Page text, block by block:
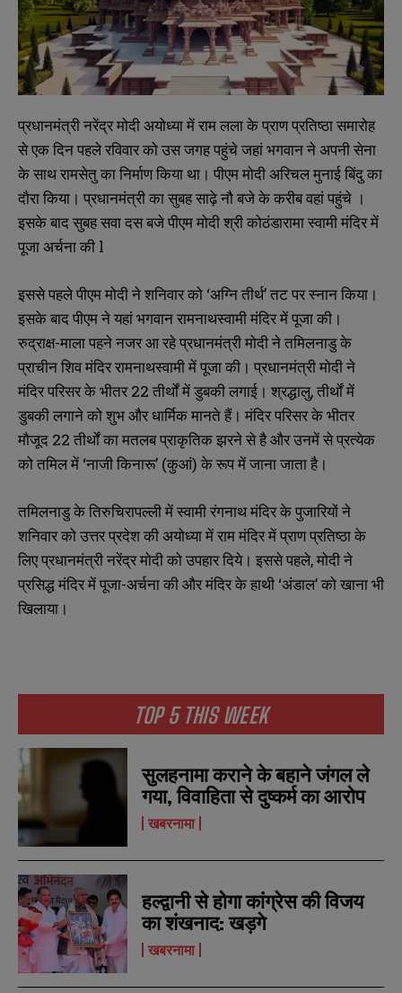
TOP 5 THIS WEEK
सुलहनामा कराने के बहाने जंगल ले
गया, विवाहिता से दुष्कर्म का आरोप
खबरनामा
हल्द्वानी से होगा कांग्रेस की विजय
का शंखनाद: खड़गे
खबरनामा
प्रधानमंत्री नरेंद्र मोदी अयोध्या में राम लला के प्राण प्रतिष्ठा समारोह
से एक दिन पहले रविवार को उस जगह पहुंचे जहां भगवान ने अपनी सेना
के साथ रामसेतु का निर्माण किया था। पीएम मोदी अरिचल मुनाई बिंदु का
दौरा किया। प्रधानमंत्री का सुबह साढ़े नौ बजे के करीब वहां पहुंचे ।
इसके बाद सुबह सवा दस बजे पीएम मोदी श्री कोठंडारामा स्वामी मंदिर में
पूजा अर्चना की l
इससे पहले पीएम मोदी ने शनिवार को ‘अग्नि तीर्थ’ तट पर स्नान किया।
इसके बाद पीएम ने यहां भगवान रामनाथस्वामी मंदिर में पूजा की।
रुद्राक्ष-माला पहने नजर आ रहे प्रधानमंत्री मोदी ने तमिलनाडु के
प्राचीन शिव मंदिर रामनाथस्वामी में पूजा की। प्रधानमंत्री मोदी ने
मंदिर परिसर के भीतर 22 तीर्थों में डुबकी लगाई। श्रद्धालु, तीर्थों में
डुबकी लगाने को शुभ और धार्मिक मानते हैं। मंदिर परिसर के भीतर
मौजूद 22 तीर्थों का मतलब प्राकृतिक झरने से है और उनमें से प्रत्येक
को तमिल में ‘नाजी किनारू’ (कुआं) के रूप में जाना जाता है।
तमिलनाडु के तिरुचिरापल्ली में स्वामी रंगनाथ मंदिर के पुजारियों ने
शनिवार को उत्तर प्रदेश की अयोध्या में राम मंदिर में प्राण प्रतिष्ठा के
लिए प्रधानमंत्री नरेंद्र मोदी को उपहार दिये। इससे पहले, मोदी ने
प्रसिद्ध मंदिर में पूजा-अर्चना की और मंदिर के हाथी ‘अंडाल’ को खाना भी
खिलाया।